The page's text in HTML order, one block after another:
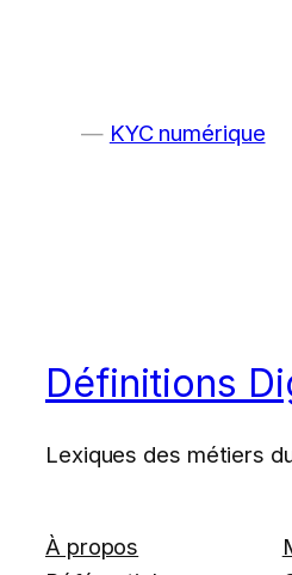
KYC numérique
Définitions
Lexiques des métiers
À propos